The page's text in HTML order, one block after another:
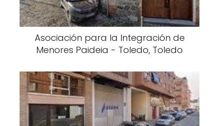
Asociación para la Integración de
Menores Paideia - Toledo, Toledo